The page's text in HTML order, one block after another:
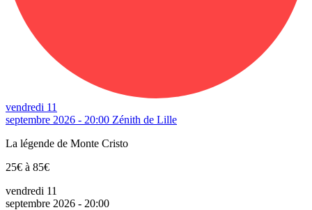
vendredi 11
septembre 2026 - 20:00 Zénith de Lille
La légende de Monte Cristo
25€ à 85€
vendredi 11
septembre 2026 - 20:00